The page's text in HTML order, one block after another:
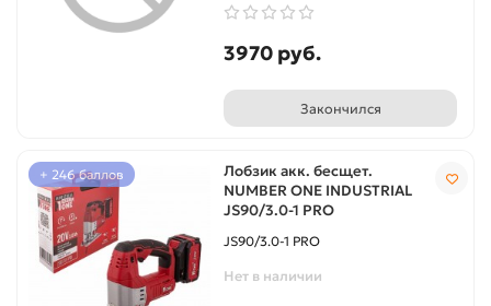
3970 руб.
Закончился
+ 246 баллов
Лобзик акк. бесщет.
NUMBER ONE INDUSTRIAL
JS90/3.0-1 PRO
JS90/3.0-1 PRO
Нет в наличии